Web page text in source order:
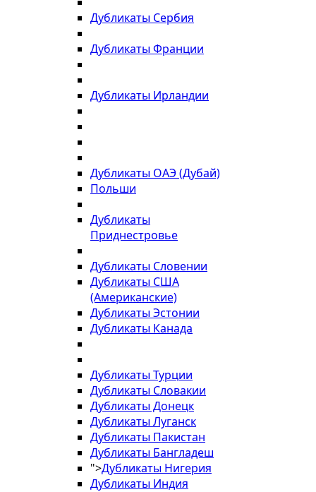
Дубликаты Сербия
Дубликаты Франции
Дубликаты Ирландии
Дубликаты ОАЭ (Дубай)
Польши
Дубликаты
Приднестровье
Дубликаты Словении
Дубликаты США
(Американские)
Дубликаты Эстонии
Дубликаты Канада
Дубликаты Турции
Дубликаты Словакии
Дубликаты Донецк
Дубликаты Луганск
Дубликаты Пакистан
Дубликаты Бангладеш
">Дубликаты Нигерия
Дубликаты Индия